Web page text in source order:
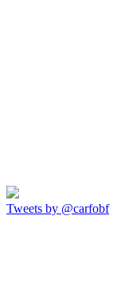
Tweets by @carfobf